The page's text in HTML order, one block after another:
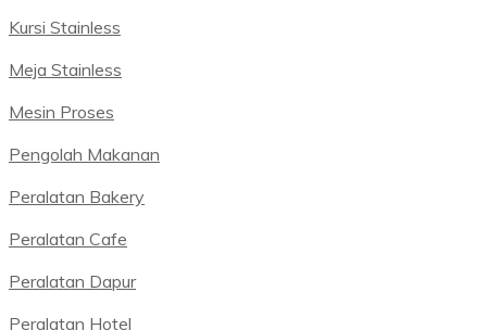
Kursi Stainless
Meja Stainless
Mesin Proses
Pengolah Makanan
Peralatan Bakery
Peralatan Cafe
Peralatan Dapur
Peralatan Hotel